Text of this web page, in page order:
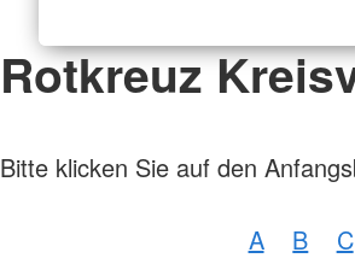
Rotkreuz
Bitte klicken Sie auf den
A B C